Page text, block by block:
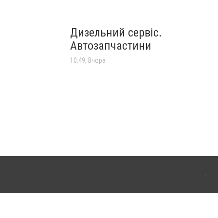
Дизельний сервіс.
Автозапчастини
10:49, Вчора